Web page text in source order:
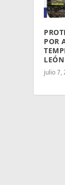
POR
julio 7,